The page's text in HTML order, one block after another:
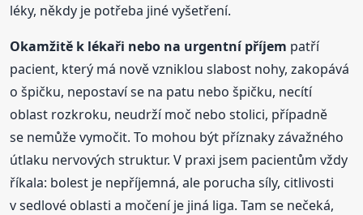
léky, někdy je potřeba jiné vyšetření.
Okamžitě k lékaři nebo na urgentní příjem patří
pacient, který má nově vzniklou slabost nohy, zakopává
o špičku, nepostaví se na patu nebo špičku, necítí
oblast rozkroku, neudrží moč nebo stolici, případně
se nemůže vymočit. To mohou být příznaky závažného
útlaku nervových struktur. V praxi jsem pacientům vždy
říkala: bolest je nepříjemná, ale porucha síly, citlivosti
v sedlové oblasti a močení je jiná liga. Tam se nečeká,